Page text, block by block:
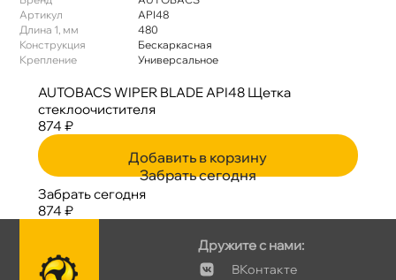
Артикул
API48
Длина 1, мм
480
Конструкция
Бескаркасная
Крепление
Универсальное
AUTOBACS WIPER BLADE API48 Щетка
стеклоочистителя
874 ₽
Добавить в корзину
Забрать сегодня
Забрать сегодня
874 ₽
Дружите с нами:
Контакте